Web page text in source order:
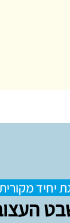
יחיד